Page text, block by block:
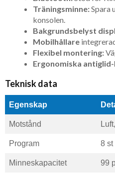
Träningsminne:Spara
konsolen.
Bakgrundsbelyst
Mobilhållare
Flexibel montering:
Ergonomiska
Teknisk data
Egenskap
Motstånd
Program 8 st
Minneskapacitet 99